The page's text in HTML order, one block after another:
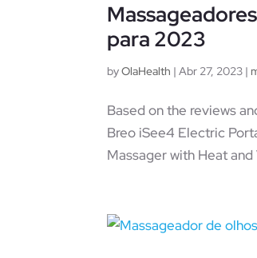
para 2023
byOlaHealth |Abr 27, 2023 |
Based on the reviews
Breo iSee4 Electric
Massager with Heat